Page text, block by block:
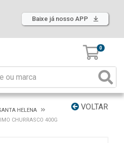
Baixe já nosso APP
0
VOLTAR
HELENA
CHURRASCO 400G